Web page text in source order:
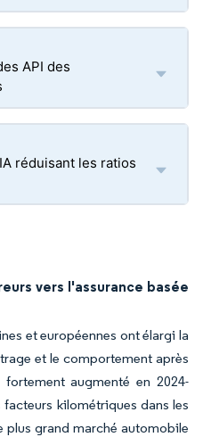
API des
réduisant les ratios
vers l'assurance basée
et européennes ont élargi la
et le comportement après
augmenté en 2024-
kilométriques dans les
grand marché automobile